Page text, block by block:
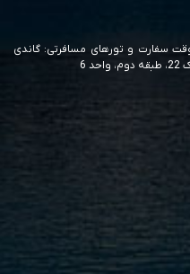
سفارت و تورهای مسافرتی: گاندی
6